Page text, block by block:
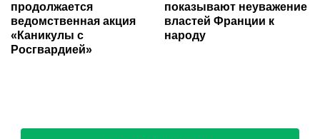
продолжается
ведомственная акция
«Каникулы с
Росгвардией»
показывают неуважение
властей Франции к
народу